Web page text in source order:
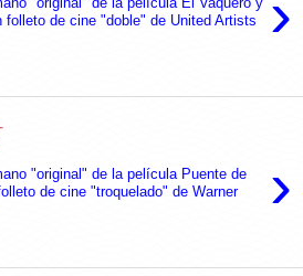
›
folleto de cine "doble" de United Artists
›
"original" de la película Puente de
de cine "troquelado" de Warner